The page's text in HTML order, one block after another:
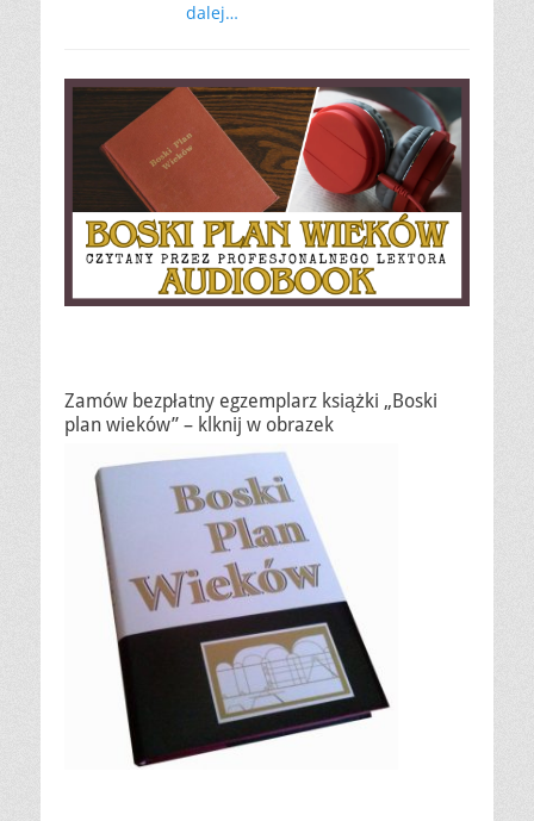
dalej…
Zamów bezpłatny egzemplarz książki „Boski
plan wieków” – klknij w obrazek